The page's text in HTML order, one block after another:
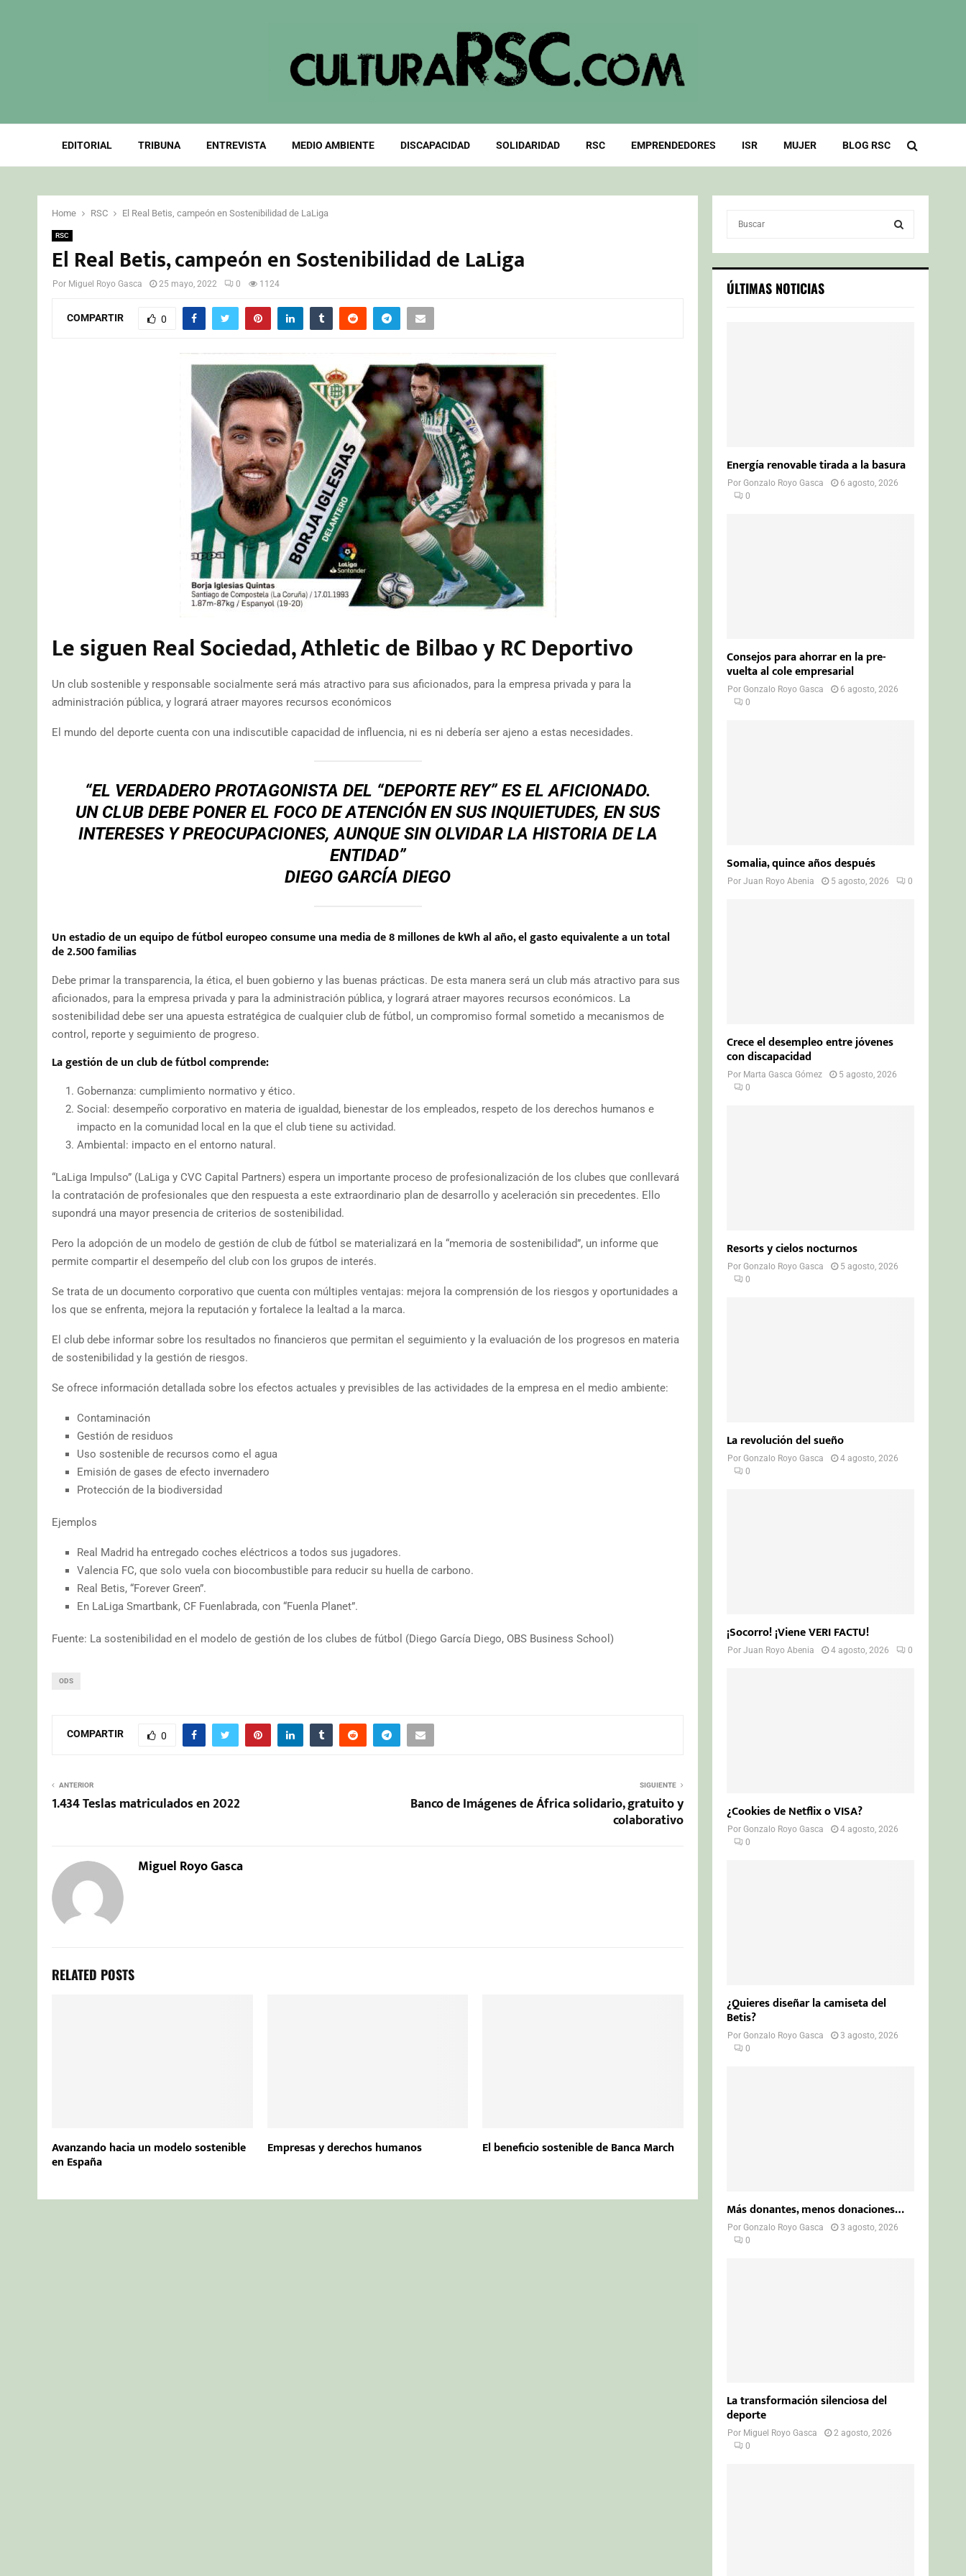
EDITORIAL TRIBUNA ENTREVISTA MEDIO AMBIENTE DISCAPACIDAD SOLIDARIDAD RSC EMPRENDEDORES ISR MUJER BLOG RSC
Home RSC El Real Betis, campeón en Sostenibilidad de LaLiga
RSC
El Real Betis, campeón en Sostenibilidad de LaLiga
Por Miguel Royo Gasca 25 mayo, 2022 0 1124
COMPARTIR 0
Le siguen Real Sociedad, Athletic de Bilbao y RC Deportivo
Un club sostenible y responsable socialmente será más atractivo para sus aficionados, para la empresa privada y para la
administración pública, y logrará atraer mayores recursos económicos
El mundo del deporte cuenta con una indiscutible capacidad de influencia, ni es ni debería ser ajeno a estas necesidades.
“EL VERDADERO PROTAGONISTA DEL “DEPORTE REY” ES EL AFICIONADO.
UN CLUB DEBE PONER EL FOCO DE ATENCIÓN EN SUS INQUIETUDES, EN SUS
INTERESES Y PREOCUPACIONES, AUNQUE SIN OLVIDAR LA HISTORIA DE LA
ENTIDAD”
DIEGO GARCÍA DIEGO
Un estadio de un equipo de fútbol europeo consume una media de 8 millones de kWh al año, el gasto equivalente a un total
de 2.500 familias
Debe primar la transparencia, la ética, el buen gobierno y las buenas prácticas. De esta manera será un club más atractivo para sus
aficionados, para la empresa privada y para la administración pública, y logrará atraer mayores recursos económicos. La
sostenibilidad debe ser una apuesta estratégica de cualquier club de fútbol, un compromiso formal sometido a mecanismos de
control, reporte y seguimiento de progreso.
La gestión de un club de fútbol comprende:
Gobernanza: cumplimiento normativo y ético.
Social: desempeño corporativo en materia de igualdad, bienestar de los empleados, respeto de los derechos humanos e
impacto en la comunidad local en la que el club tiene su actividad.
Ambiental: impacto en el entorno natural.
“LaLiga Impulso” (LaLiga y CVC Capital Partners) espera un importante proceso de profesionalización de los clubes que conllevará
la contratación de profesionales que den respuesta a este extraordinario plan de desarrollo y aceleración sin precedentes. Ello
supondrá una mayor presencia de criterios de sostenibilidad.
Pero la adopción de un modelo de gestión de club de fútbol se materializará en la “memoria de sostenibilidad”, un informe que
permite compartir el desempeño del club con los grupos de interés.
Se trata de un documento corporativo que cuenta con múltiples ventajas: mejora la comprensión de los riesgos y oportunidades a
los que se enfrenta, mejora la reputación y fortalece la lealtad a la marca.
El club debe informar sobre los resultados no financieros que permitan el seguimiento y la evaluación de los progresos en materia
de sostenibilidad y la gestión de riesgos.
Se ofrece información detallada sobre los efectos actuales y previsibles de las actividades de la empresa en el medio ambiente:
Contaminación
Gestión de residuos
Uso sostenible de recursos como el agua
Emisión de gases de efecto invernadero
Protección de la biodiversidad
Ejemplos
Real Madrid ha entregado coches eléctricos a todos sus jugadores.
Valencia FC, que solo vuela con biocombustible para reducir su huella de carbono.
Real Betis, “Forever Green”.
En LaLiga Smartbank, CF Fuenlabrada, con “Fuenla Planet”.
Fuente: La sostenibilidad en el modelo de gestión de los clubes de fútbol (Diego García Diego, OBS Business School)
ODS
COMPARTIR 0
ANTERIOR
1.434 Teslas matriculados en 2022
SIGUIENTE
Banco de Imágenes de África solidario, gratuito y
colaborativo
Miguel Royo Gasca
RELATED POSTS
Avanzando hacia un modelo sostenible
en España
Empresas y derechos humanos El beneficio sostenible de Banca March
c
h
S
ÚLTIMAS NOTICIAS
Energía renovable tirada a la basura
PorGonzalo Royo Gasca
6 agosto, 2026
0
Consejos para ahorrar en la pre-
vuelta al cole empresarial
PorGonzalo Royo Gasca
6 agosto, 2026
0
Somalia, quince años después
PorJuan Royo Abenia 5 agosto, 2026 0
Crece el desempleo entre jóvenes
con discapacidad
Por Marta Gasca Gómez
5 agosto, 2026
0
Resorts y cielos nocturnos
PorGonzalo Royo Gasca
5 agosto, 2026
0
La revolución del sueño
PorGonzalo Royo Gasca
4 agosto, 2026
0
¡Socorro! ¡Viene VERI FACTU!
PorJuan Royo Abenia 4 agosto, 2026 0
¿Cookies de Netflix o VISA?
PorGonzalo Royo Gasca
4 agosto, 2026
0
¿Quieres diseñar la camiseta del
Betis?
PorGonzalo Royo Gasca
3 agosto, 2026
0
Más donantes, menos donaciones…
PorGonzalo Royo Gasca
3 agosto, 2026
0
La transformación silenciosa del
deporte
Por Miguel Royo Gasca
2 agosto, 2026
0